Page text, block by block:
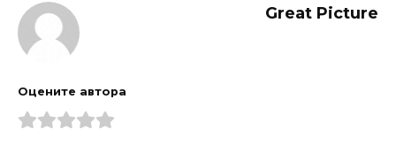
Great Picture
Оцените автора